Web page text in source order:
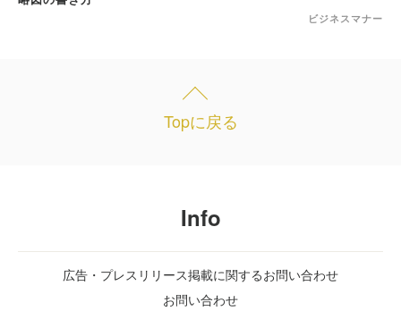
ビジネスマナー
Topに戻る
Info
広告・プレスリリース掲載に関するお問い合わせ
お問い合わせ